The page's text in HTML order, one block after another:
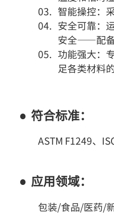
智能操控：
安全可靠：
安全⸺配备
功能强大：
足各类材料
符合标准：
ASTM F1249、
应用领域：
包装/食品/医药/